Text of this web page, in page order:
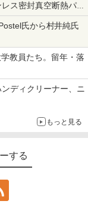
ス密封真空断熱パネ
氏から村井純氏
教員たち。留年・落
ディクリーナー、ニ
もっと見る
する